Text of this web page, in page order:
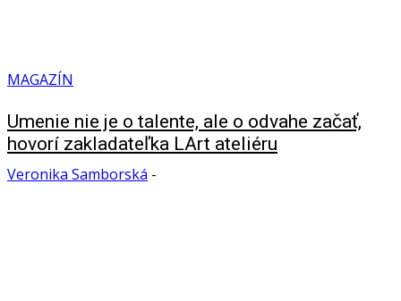
MAGAZÍN
Umenie nie je o talente, ale o odvahe začať,
hovorí zakladateľka LArt ateliéru
Veronika Samborská -